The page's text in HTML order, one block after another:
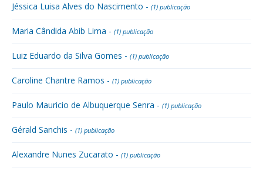
Jéssica Luisa Alves do Nascimento - (1) publicação
Maria Cândida Abib Lima - (1) publicação
Luiz Eduardo da Silva Gomes - (1) publicação
Caroline Chantre Ramos - (1) publicação
Paulo Mauricio de Albuquerque Senra - (1) publicação
Gérald Sanchis - (1) publicação
Alexandre Nunes Zucarato - (1) publicação